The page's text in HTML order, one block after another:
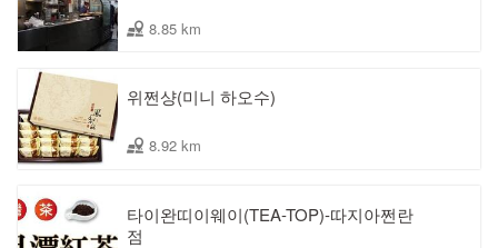
8.85 km
위쩐샹(미니 하오수)
8.92 km
타이완띠이웨이(TEA-TOP)-따지아쩐란
점